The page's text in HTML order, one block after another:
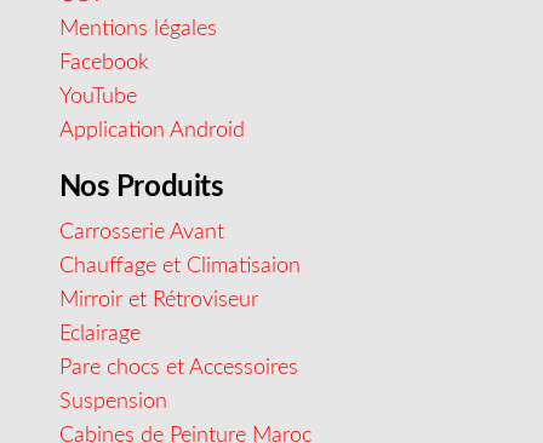
Mentions légales
Facebook
YouTube
Application Android
Nos Produits
Carrosserie Avant
Chauffage et Climatisaion
Mirroir et Rétroviseur
Eclairage
Pare chocs et Accessoires
Suspension
Cabines de Peinture Maroc